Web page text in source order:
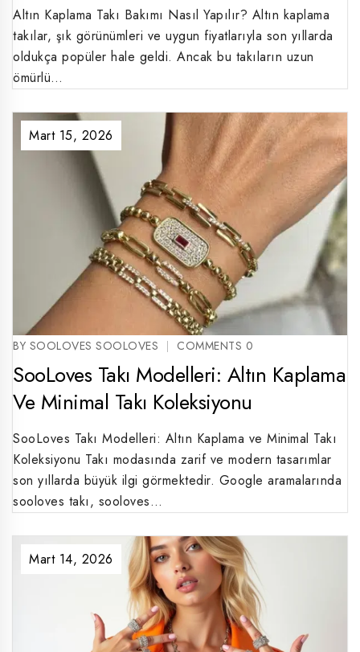
Altın Kaplama Takı Bakımı Nasıl Yapılır? Altın kaplama
takılar, şık görünümleri ve uygun fiyatlarıyla son yıllarda
oldukça popüler hale geldi. Ancak bu takıların uzun
ömürlü…
BY SOOLOVES SOOLOVES
Mart 15, 2026
COMMENTS 0
SooLoves Takı Modelleri: Altın Kaplama
Ve Minimal Takı Koleksiyonu
SooLoves Takı Modelleri: Altın Kaplama ve Minimal Takı
Koleksiyonu Takı modasında zarif ve modern tasarımlar
son yıllarda büyük ilgi görmektedir. Google aramalarında
sooloves takı, sooloves…
Mart 14, 2026